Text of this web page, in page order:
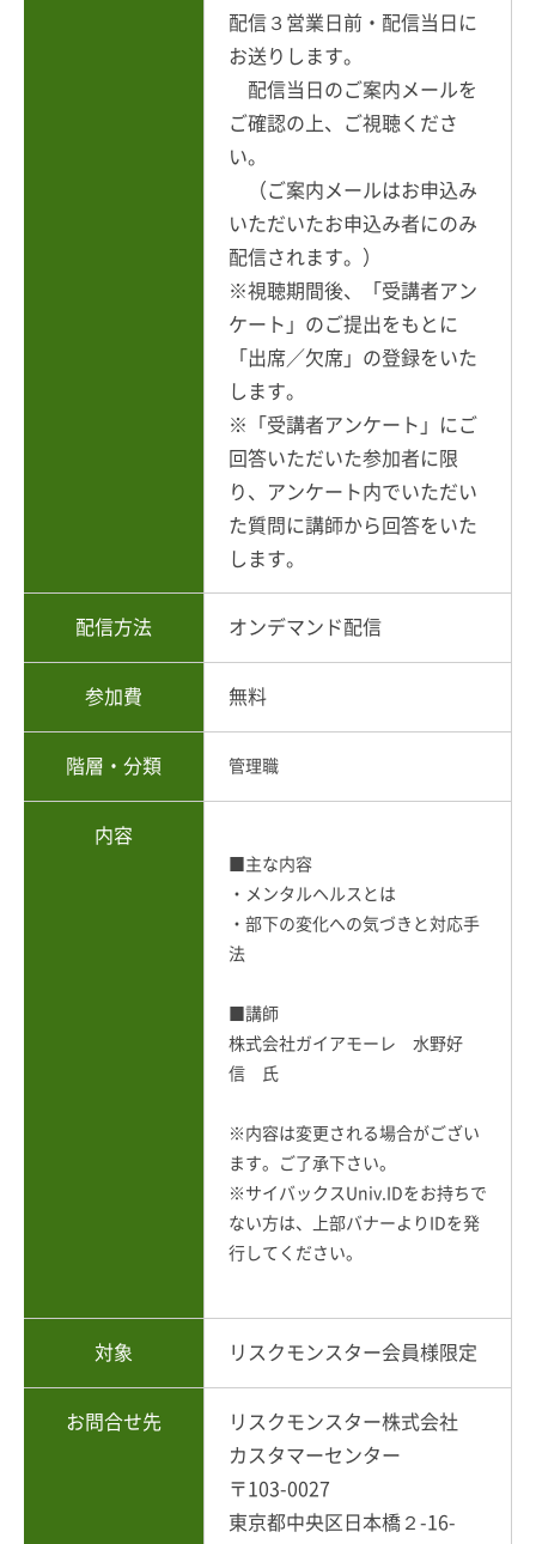
配信３営業日前・配信当日に
お送りします。
配信当日のご案内メールを
ご確認の上、ご視聴くださ
い。
（ご案内メールはお申込み
いただいたお申込み者にのみ
配信されます。）
※視聴期間後、「受講者アン
ケート」のご提出をもとに
「出席／欠席」の登録をいた
します。
※「受講者アンケート」にご
回答いただいた参加者に限
り、アンケート内でいただい
た質問に講師から回答をいた
します。
配信方法 オンデマンド配信
参加費 無料
階層・分類 管理職
内容
■主な内容
・メンタルヘルスとは
・部下の変化への気づきと対応手
法
■講師
株式会社ガイアモーレ 水野好
信 氏
※内容は変更される場合がござい
ます。ご了承下さい。
※サイバックスUniv.IDをお持ちで
ない方は、上部バナーよりIDを発
行してください。
対象 リスクモンスター会員様限定
お問合せ先
リスクモンスター株式会社
カスタマーセンター
〒103-0027
東京都中央区日本橋２-16-